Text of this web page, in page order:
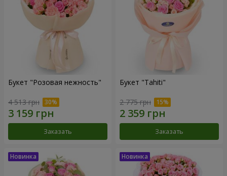
Букет "Розовая нежность"
4 513 грн
Заказать
Букет "Tahiti"
2 775 грн
Заказать